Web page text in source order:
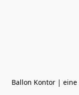
Ballon Kontor | eine